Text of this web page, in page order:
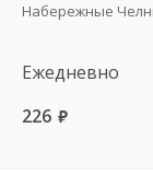
Набережные
Ежедневно
226 руб.